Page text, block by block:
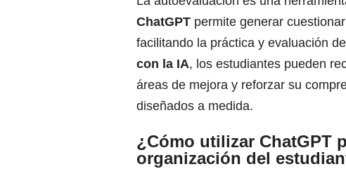
ChatGPT permite generar
facilitando la práctica y evaluación
con la IA, los estudiantes pueden
áreas de mejora y reforzar su
diseñados a medida.
¿Cómo utilizar ChatGPT
organización del